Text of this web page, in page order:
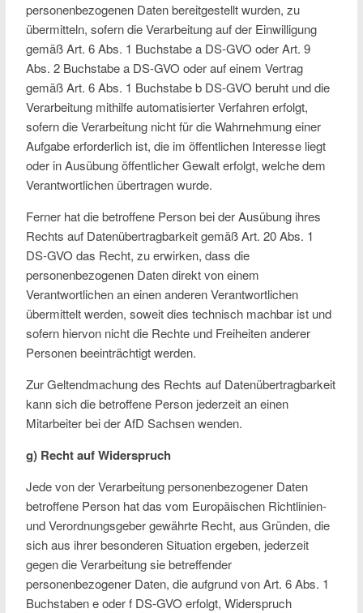
personenbezogenen Daten bereitgestellt wurden, zu
übermitteln, sofern die Verarbeitung auf der Einwilligung
gemäß Art. 6 Abs. 1 Buchstabe a DS-GVO oder Art. 9
Abs. 2 Buchstabe a DS-GVO oder auf einem Vertrag
gemäß Art. 6 Abs. 1 Buchstabe b DS-GVO beruht und die
Verarbeitung mithilfe automatisierter Verfahren erfolgt,
sofern die Verarbeitung nicht für die Wahrnehmung einer
Aufgabe erforderlich ist, die im öffentlichen Interesse liegt
oder in Ausübung öffentlicher Gewalt erfolgt, welche dem
Verantwortlichen übertragen wurde.
Ferner hat die betroffene Person bei der Ausübung ihres
Rechts auf Datenübertragbarkeit gemäß Art. 20 Abs. 1
DS-GVO das Recht, zu erwirken, dass die
personenbezogenen Daten direkt von einem
Verantwortlichen an einen anderen Verantwortlichen
übermittelt werden, soweit dies technisch machbar ist und
sofern hiervon nicht die Rechte und Freiheiten anderer
Personen beeinträchtigt werden.
Zur Geltendmachung des Rechts auf Datenübertragbarkeit
kann sich die betroffene Person jederzeit an einen
Mitarbeiter bei der AfD Sachsen wenden.
g) Recht auf Widerspruch
Jede von der Verarbeitung personenbezogener Daten
betroffene Person hat das vom Europäischen Richtlinien-
und Verordnungsgeber gewährte Recht, aus Gründen, die
sich aus ihrer besonderen Situation ergeben, jederzeit
gegen die Verarbeitung sie betreffender
personenbezogener Daten, die aufgrund von Art. 6 Abs. 1
Buchstaben e oder f DS-GVO erfolgt, Widerspruch